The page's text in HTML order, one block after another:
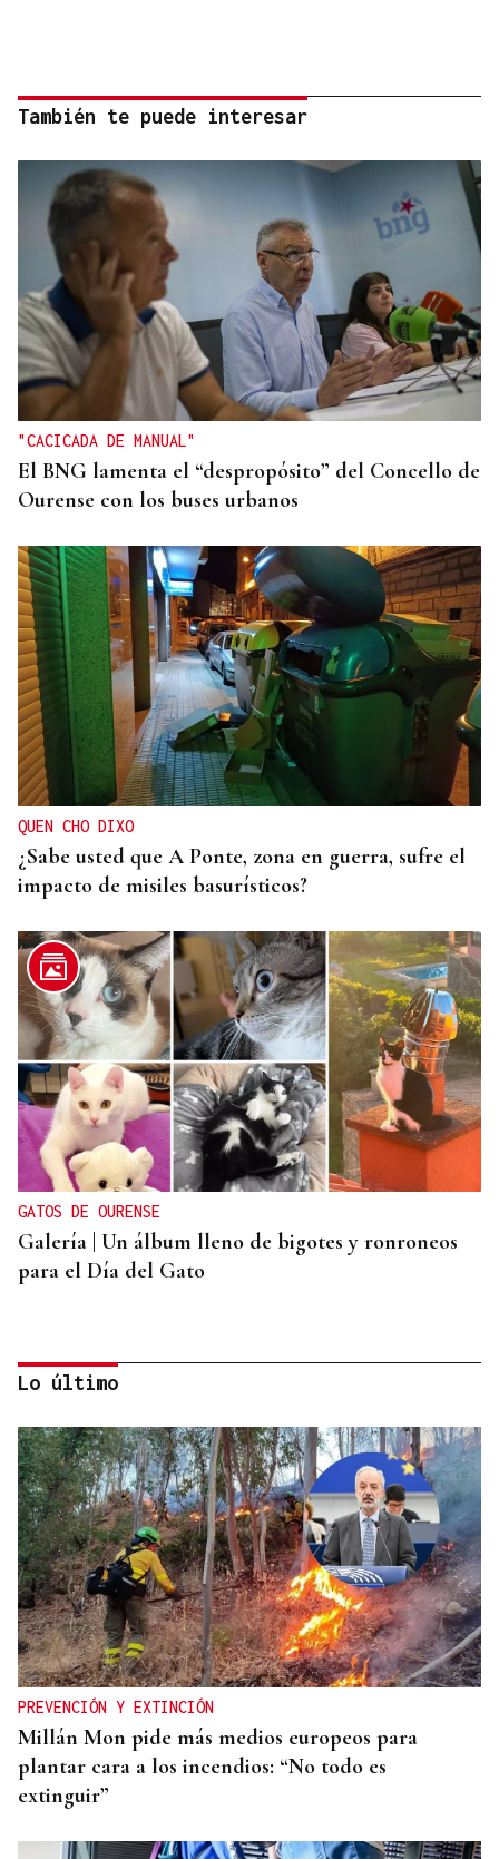
También te puede interesar
"CACICADA DE MANUAL"
El BNG lamenta el “despropósito” del Concello de
Ourense con los buses urbanos
QUEN CHO DIXO
¿Sabe usted que A Ponte, zona en guerra, sufre el
impacto de misiles basurísticos?
GATOS DE OURENSE
Galería | Un álbum lleno de bigotes y ronroneos
para el Día del Gato
PARA EL ARREGLO INTEGRAL
Oporto, el modelo a seguir para recuperar el
casco histórico de Ourense
Lo último
PREVENCIÓN Y EXTINCIÓN
Millán Mon pide más medios europeos para
plantar cara a los incendios: “No todo es
extinguir”